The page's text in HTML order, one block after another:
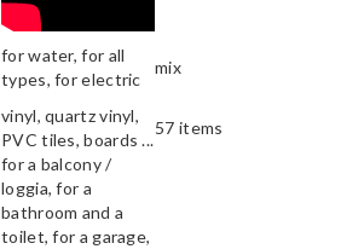
for water, for all
types, for electric
mix
vinyl, quartz vinyl,
PVC tiles, boards ...
57 items
for a balcony /
loggia, for a
bathroom and a
toilet, for a garage,